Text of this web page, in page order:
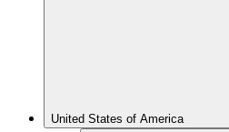
United States of America